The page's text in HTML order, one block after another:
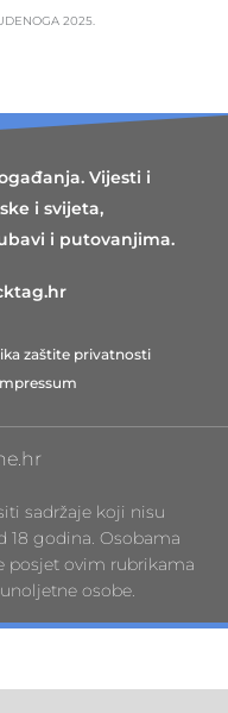
2025.
Vijesti i
i svijeta,
i putovanjima.
zaštite privatnosti
sadržaje koji nisu
godina. Osobama
posjet ovim rubrikama
osobe.